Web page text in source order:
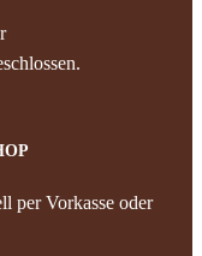
per Vorkasse oder